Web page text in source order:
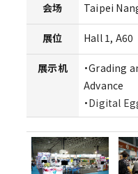
会场 Taipei
展位 Hall 1, A60
展示机
・Grading
Advance
・Digital